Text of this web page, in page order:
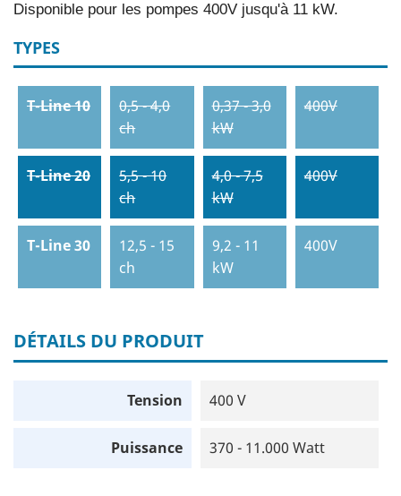
Disponible pour les pompes 400V jusqu'à 11 kW.
TYPES
T-Line 10
0,5 - 4,0
ch
0,37 - 3,0
kW
400V
T-Line 20
5,5 - 10
ch
4,0 - 7,5
kW
400V
T-Line 30
12,5 - 15
ch
9,2 - 11
kW
400V
DÉTAILS DU PRODUIT
Tension 400 V
Puissance 370 - 11.000 Watt